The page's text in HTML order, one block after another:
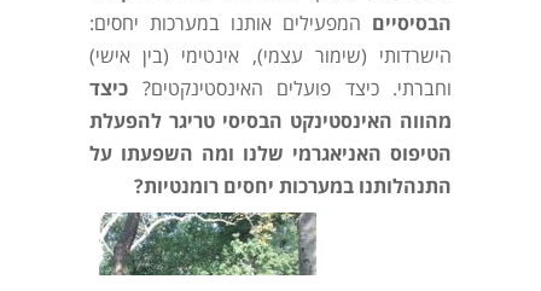
הבסיסיים המפעילים אותנו במערכות יחסים:
הישרדותי (שימור עצמי), אינטימי (בין אישי)
וחברתי. כיצד פועלים האינסטינקטים? כיצד
מהווה האינסטינקט הבסיסי טריגר להפעלת
הטיפוס האניאגרמי שלנו ומה השפעתו על
התנהלותנו במערכות יחסים רומנטיות?